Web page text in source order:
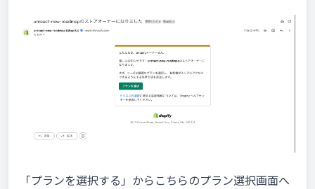
「プランを選択する」からこちらのプラン選択画面へ